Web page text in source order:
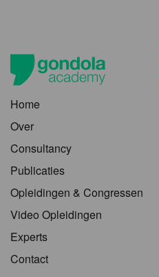
Home
Over
Consultancy
Publicaties
Opleidingen & Congressen
Video Opleidingen
Experts
Contact